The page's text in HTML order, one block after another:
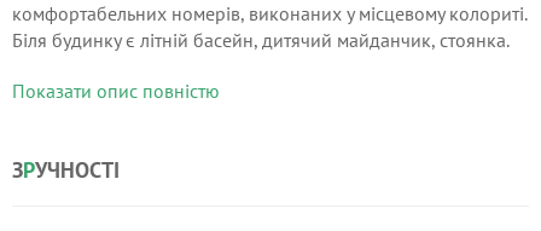
комфортабельних номерів, виконаних у місцевому колориті.
Біля будинку є літній басейн, дитячий майданчик, стоянка.
прогулянки.
Показати опис повністю
ЗРУЧНОСТІ